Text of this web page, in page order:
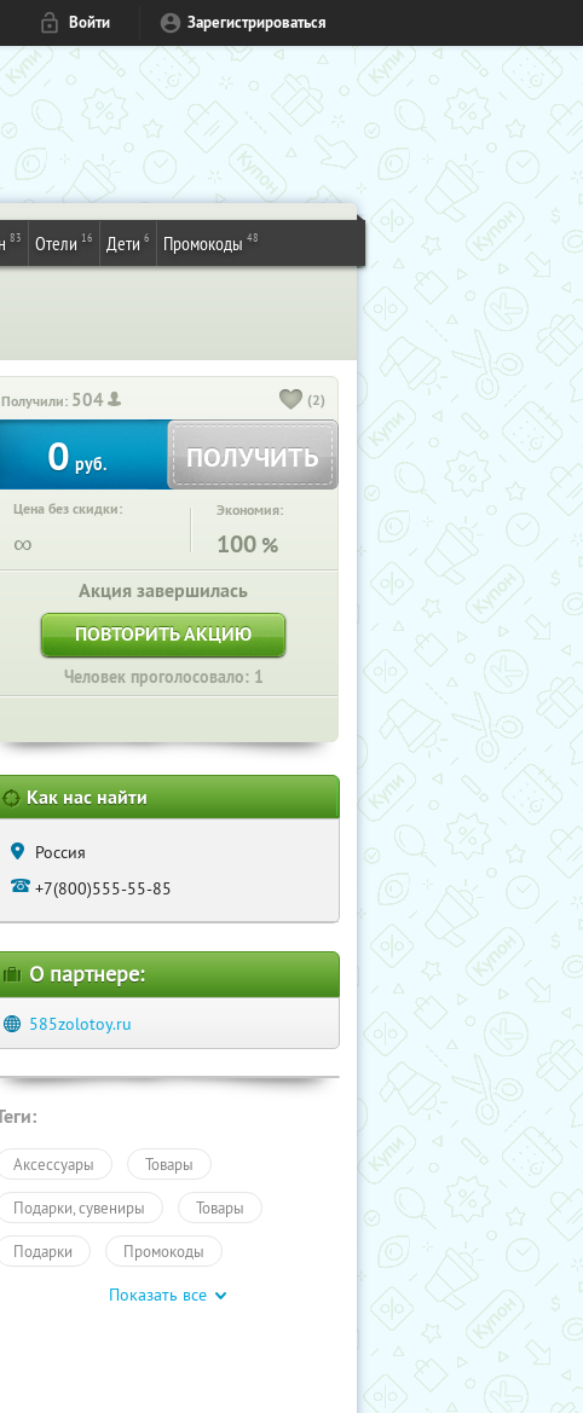
Войти Зарегистрироваться
83 Отели 16 Дети 6 Промокоды 48
Получили: 504 (2)
0 руб. ПОЛУЧИТЬ
Цена без скидки:
∞
Экономия:
100 %
Акция завершилась
ПОВТОРИТЬ АКЦИЮ
Человек проголосовало: 1
Как нас найти
Россия
+7(800)555-55-85
О партнере:
585zolotoy.ru
Аксессуары Товары
Подарки, сувениры Товары
Подарки Промокоды
Показать все